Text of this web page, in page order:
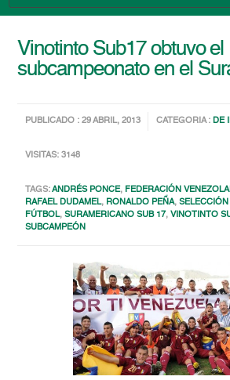
Vinotinto Sub17 obtuvo el
subcampeonato en el
PUBLICADO : 29 ABRIL, 2013 CATEGORIA :DE
VISITAS: 3148
TAGS:ANDRÉS PONCE, FEDERACIÓN
RAFAEL DUDAMEL, RONALDO PEÑA,
FÚTBOL,SURAMERICANO SUB 17,VINOTINTO
SUBCAMPEÓN